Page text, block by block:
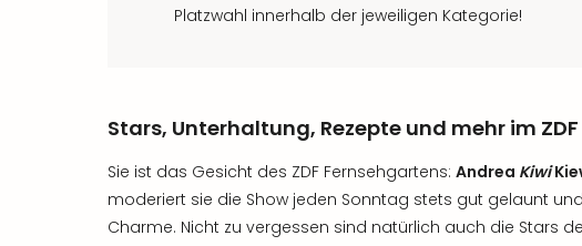
Platzwahl innerhalb der jeweiligen Kategorie!
Stars, Unterhaltung, Rezepte und mehr im
Sie ist das Gesicht des ZDF Fernsehgartens: Andrea Kiwi
moderiert sie die Show jeden Sonntag stets gut gelaunt
Charme. Nicht zu vergessen sind natürlich auch die Stars